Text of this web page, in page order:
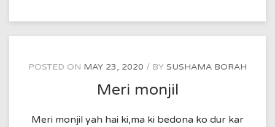
POSTED ON MAY 23, 2020 BY SUSHAMA BORAH
Meri monjil
Meri monjil yah hai ki,ma ki bedona ko dur kar